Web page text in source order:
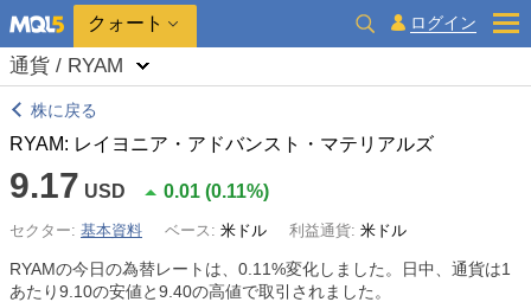
クォート ログイン
通貨 / RYAM
株に戻る
RYAM: レイヨニア・アドバンスト・マテリアルズ
9.17 USD 0.01 (0.11%)
セクター: 基本資料 ベース: 米ドル 利益通貨: 米ドル
RYAMの今日の為替レートは、 0.11%変化しました。日中、通貨は1
あたり9.10の安値と9.40の高値で取引されました。